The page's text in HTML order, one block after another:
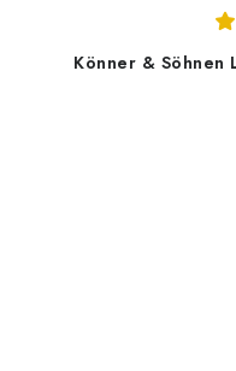
Könner & Söhnen